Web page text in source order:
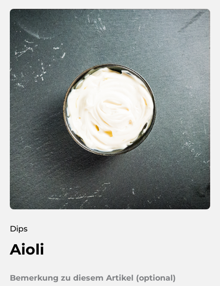
Dips
Aioli
Bemerkung zu diesem Artikel (optional)
Aioli
Menge